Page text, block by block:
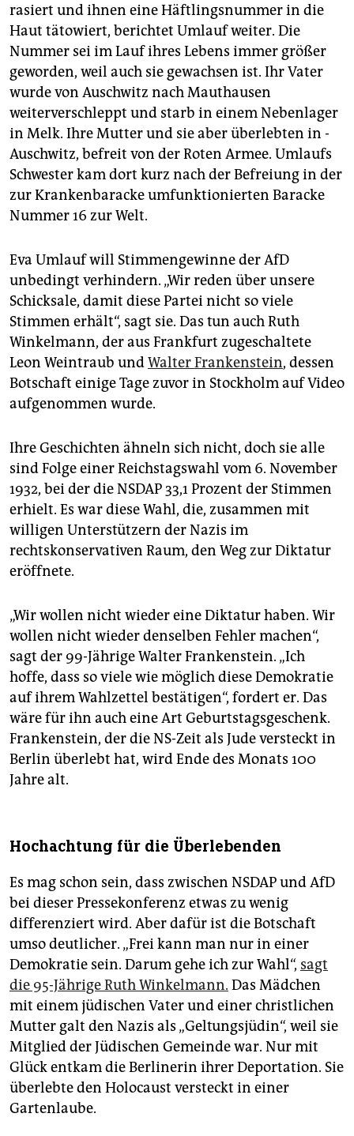
rasiert und ihnen eine Häftlingsnummer in die
Haut tätowiert, berichtet Umlauf weiter. Die
Nummer sei im Lauf ihres Lebens immer größer
geworden, weil auch sie gewachsen ist. Ihr Vater
wurde von Auschwitz nach Mauthausen
weiterverschleppt und starb in einem Nebenlager
in Melk. Ihre Mutter und sie aber überlebten in ­
Auschwitz, befreit von der Roten Armee. Umlaufs
Schwester kam dort kurz nach der Befreiung in der
zur Krankenbaracke umfunktionierten Baracke
Nummer 16 zur Welt.
Eva Umlauf will Stimmengewinne der AfD
unbedingt verhindern. „Wir reden über unsere
Schicksale, damit diese Partei nicht so viele
Stimmen erhält“, sagt sie. Das tun auch Ruth
Winkelmann, der aus Frankfurt zugeschaltete
Leon Weintraub undWalter Frankenstein, dessen
Botschaft einige Tage zuvor in Stockholm auf Video
aufgenommen wurde.
Ihre Geschichten ähneln sich nicht, doch sie alle
sind Folge einer Reichstagswahl vom 6. November
1932, bei der die NSDAP 33,1 Prozent der Stimmen
erhielt. Es war diese Wahl, die, zusammen mit
willigen Unterstützern der Nazis im
rechtskonservativen Raum, den Weg zur Diktatur
eröffnete.
„Wir wollen nicht wieder eine Diktatur haben. Wir
wollen nicht wieder denselben Fehler machen“,
sagt der 99-Jährige Walter Frankenstein. „Ich
hoffe, dass so viele wie möglich diese Demokratie
auf ihrem Wahlzettel bestätigen“, fordert er. Das
wäre für ihn auch eine Art Geburtstagsgeschenk.
Frankenstein, der die NS-Zeit als Jude versteckt in
Berlin überlebt hat, wird Ende des Monats 100
Jahre alt.
Hochachtung für die Überlebenden
Es mag schon sein, dass zwischen NSDAP und AfD
bei dieser Pressekonferenz etwas zu wenig
differenziert wird. Aber dafür ist die Botschaft
umso deutlicher. „Frei kann man nur in einer
Demokratie sein. Darum gehe ich zur Wahl“, sagt
die 95-Jährige Ruth Winkelmann. Das Mädchen
mit einem jüdischen Vater und einer christlichen
Mutter galt den Nazis als „Geltungsjüdin“, weil sie
Mitglied der Jüdischen Gemeinde war. Nur mit
Glück entkam die Berlinerin ihrer Deportation. Sie
überlebte den Holocaust versteckt in einer
Gartenlaube.